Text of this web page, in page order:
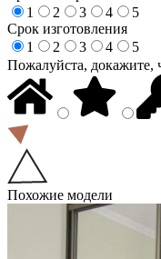
1
2 3 4
5
Срок изготовления
1
2 3 4
5
Пожалуйста, докажите,
Похожие модели